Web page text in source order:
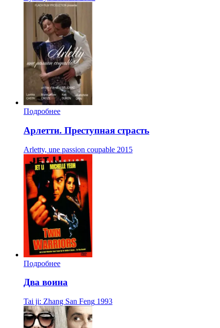
Подробнее
Арлетти. Преступная страсть
Arletty, une passion coupable 2015
Подробнее
Два воина
Tai ji: Zhang San Feng 1993